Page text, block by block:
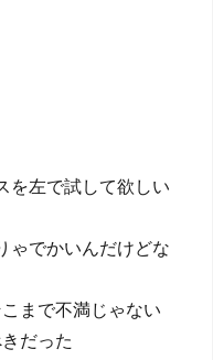
を左で試して欲しい
ゃでかいんだけどな
まで不満じゃない
だった